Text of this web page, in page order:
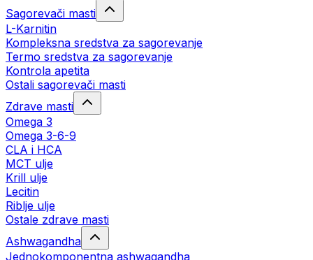
Sagorevači masti
L-Karnitin
Kompleksna sredstva za sagorevanje
Termo sredstva za sagorevanje
Kontrola apetita
Ostali sagorevači masti
Zdrave masti
Omega 3
Omega 3-6-9
CLA i HCA
MCT ulje
Krill ulje
Lecitin
Riblje ulje
Ostale zdrave masti
Ashwagandha
Jednokomponentna ashwagandha